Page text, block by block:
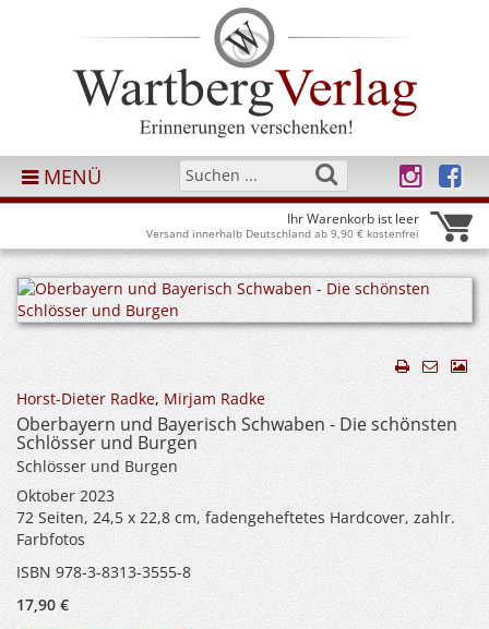
MENÜ
Ihr Warenkorb ist leer
Versand innerhalb Deutschland ab 9,90 € kostenfrei
Horst-Dieter Radke, Mirjam Radke
Oberbayern und Bayerisch Schwaben - Die schönsten
Schlösser und Burgen
Schlösser und Burgen
Oktober 2023
72 Seiten, 24,5 x 22,8 cm, fadengeheftetes Hardcover, zahlr.
Farbfotos
ISBN 978-3-8313-3555-8
17,90 €